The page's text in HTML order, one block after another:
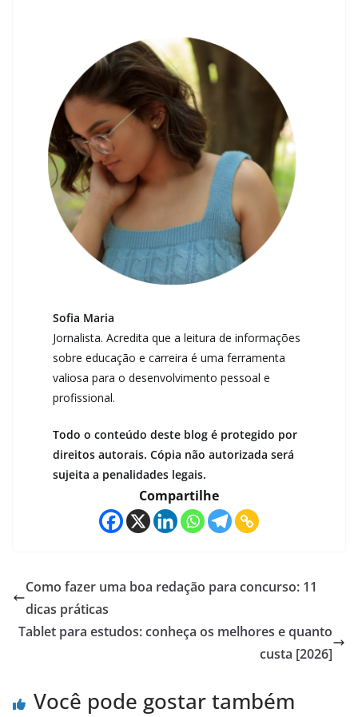
Sofia Maria
Jornalista. Acredita que a leitura de informações
sobre educação e carreira é uma ferramenta
valiosa para o desenvolvimento pessoal e
profissional.
Todo o conteúdo deste blog é protegido por
direitos autorais. Cópia não autorizada será
sujeita a penalidades legais.
Compartilhe
Como fazer uma boa redação para concurso: 11
dicas práticas
Tablet para estudos: conheça os melhores e quanto
custa [2026]
Você pode gostar também